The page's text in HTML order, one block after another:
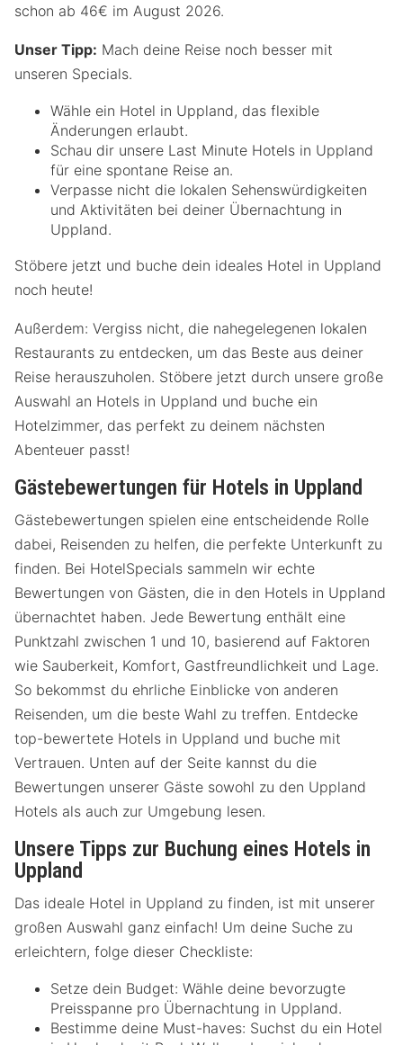
schon ab 46€ im August 2026.
Unser Tipp: Mach deine Reise noch besser mit
unseren Specials.
Wähle ein Hotel in Uppland, das flexible
Änderungen erlaubt.
Schau dir unsere Last Minute Hotels in Uppland
für eine spontane Reise an.
Verpasse nicht die lokalen Sehenswürdigkeiten
und Aktivitäten bei deiner Übernachtung in
Uppland.
Stöbere jetzt und buche dein ideales Hotel in Uppland
noch heute!
Außerdem: Vergiss nicht, die nahegelegenen lokalen
Restaurants zu entdecken, um das Beste aus deiner
Reise herauszuholen. Stöbere jetzt durch unsere große
Auswahl an Hotels in Uppland und buche ein
Hotelzimmer, das perfekt zu deinem nächsten
Abenteuer passt!
Gästebewertungen für Hotels in Uppland
Gästebewertungen spielen eine entscheidende Rolle
dabei, Reisenden zu helfen, die perfekte Unterkunft zu
finden. Bei HotelSpecials sammeln wir echte
Bewertungen von Gästen, die in den Hotels in Uppland
übernachtet haben. Jede Bewertung enthält eine
Punktzahl zwischen 1 und 10, basierend auf Faktoren
wie Sauberkeit, Komfort, Gastfreundlichkeit und Lage.
So bekommst du ehrliche Einblicke von anderen
Reisenden, um die beste Wahl zu treffen. Entdecke
top-bewertete Hotels in Uppland und buche mit
Vertrauen. Unten auf der Seite kannst du die
Bewertungen unserer Gäste sowohl zu den Uppland
Hotels als auch zur Umgebung lesen.
Unsere Tipps zur Buchung eines Hotels in
Uppland
Das ideale Hotel in Uppland zu finden, ist mit unserer
großen Auswahl ganz einfach! Um deine Suche zu
erleichtern, folge dieser Checkliste:
Setze dein Budget: Wähle deine bevorzugte
Preisspanne pro Übernachtung in Uppland.
Bestimme deine Must-haves: Suchst du ein Hotel